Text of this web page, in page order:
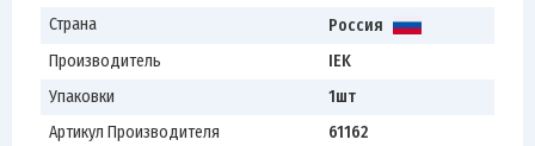
Страна
Россия
Производитель
IEK
Упаковки
1шт
Артикул Производителя
61162